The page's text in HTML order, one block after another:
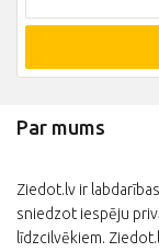
Par mums
Ziedot.lv ir
sniedzot iespēju
līdzcilvēkiem.